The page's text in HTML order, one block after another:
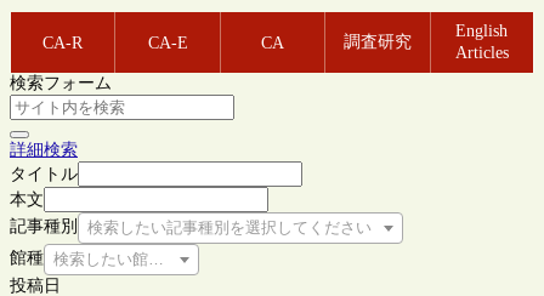
CA-R CA-E CA 調査研究
English
Articles
検索フォーム
詳細検索
タイトル
本文
記事種別
検索したい記事種別を選択してください
館種 検索したい館種を選択してください
投稿日